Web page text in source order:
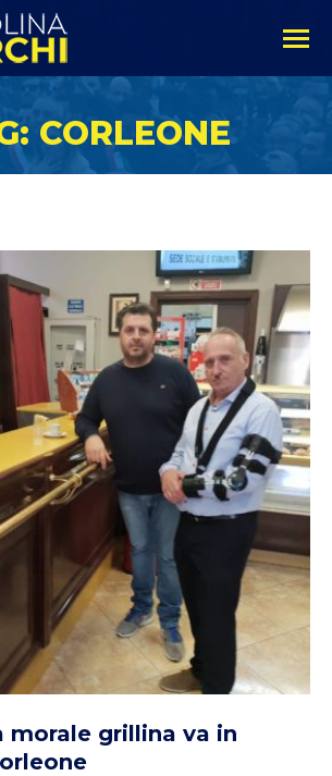
CORLEONE
morale grillina va in